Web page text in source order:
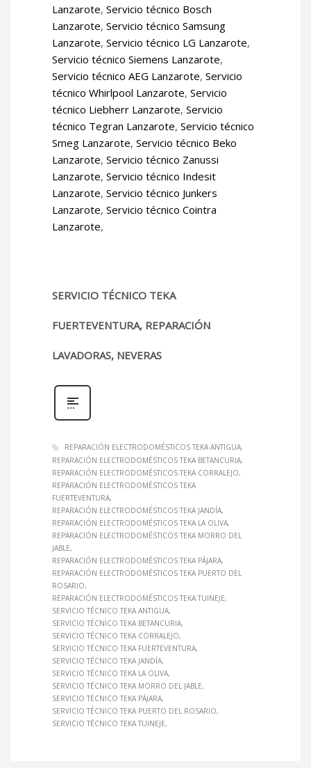
Lanzarote, Servicio técnico Bosch
Lanzarote, Servicio técnico Samsung
Lanzarote, Servicio técnico LG Lanzarote,
Servicio técnico Siemens Lanzarote,
Servicio técnico AEG Lanzarote, Servicio
técnico Whirlpool Lanzarote, Servicio
técnico Liebherr Lanzarote, Servicio
técnico Tegran Lanzarote, Servicio técnico
Smeg Lanzarote, Servicio técnico Beko
Lanzarote, Servicio técnico Zanussi
Lanzarote, Servicio técnico Indesit
Lanzarote, Servicio técnico Junkers
Lanzarote, Servicio técnico Cointra
Lanzarote,
SERVICIO TÉCNICO TEKA
FUERTEVENTURA, REPARACIÓN
LAVADORAS, NEVERAS
REPARACIÓN ELECTRODOMÉSTICOS TEKA ANTIGUA
REPARACIÓN ELECTRODOMÉSTICOS TEKA BETANCURIA
REPARACIÓN ELECTRODOMÉSTICOS TEKA CORRALEJO
REPARACIÓN ELECTRODOMÉSTICOS TEKA
FUERTEVENTURA
REPARACIÓN ELECTRODOMÉSTICOS TEKA JANDÍA
REPARACIÓN ELECTRODOMÉSTICOS TEKA LA OLIVA
REPARACIÓN ELECTRODOMÉSTICOS TEKA MORRO DEL
JABLE
REPARACIÓN ELECTRODOMÉSTICOS TEKA PÁJARA
REPARACIÓN ELECTRODOMÉSTICOS TEKA PUERTO DEL
ROSARIO
REPARACIÓN ELECTRODOMÉSTICOS TEKA TUINEJE
SERVICIO TÉCNICO TEKA ANTIGUA
SERVICIO TÉCNICO TEKA BETANCURIA
SERVICIO TÉCNICO TEKA CORRALEJO
SERVICIO TÉCNICO TEKA FUERTEVENTURA
SERVICIO TÉCNICO TEKA JANDÍA
SERVICIO TÉCNICO TEKA LA OLIVA
SERVICIO TÉCNICO TEKA MORRO DEL JABLE
SERVICIO TÉCNICO TEKA PÁJARA
SERVICIO TÉCNICO TEKA PUERTO DEL ROSARIO
SERVICIO TÉCNICO TEKA TUINEJE